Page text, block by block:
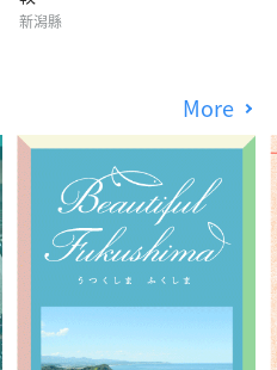
新潟縣
More